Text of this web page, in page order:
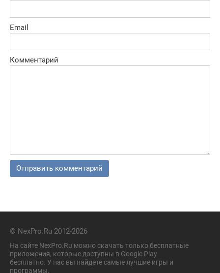
Email
Комментарий
© NexPro.Ru 2012-2026
На сайте NexPro.Ru можно скачать только бесплатные
приложения, которые доступны в Google Play
бесплатно. У нас вы найдете самые лучшие игры и
программы.